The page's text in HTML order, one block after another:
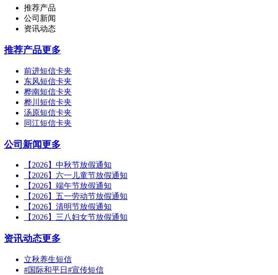
推荐产品
公司新闻
资讯动态
推荐产品更多
前进短信卡夹
东风短信卡夹
桦南短信卡夹
桦川短信卡夹
汤原短信卡夹
同江短信卡夹
公司新闻更多
【2026】中秋节放假通知
【2026】六一儿童节放假通知
【2026】端午节放假通知
【2026】五一劳动节放假通知
【2026】清明节放假通知
【2026】三八妇女节放假通知
资讯动态更多
立秋养生短信
#国际和平日#宣传短信